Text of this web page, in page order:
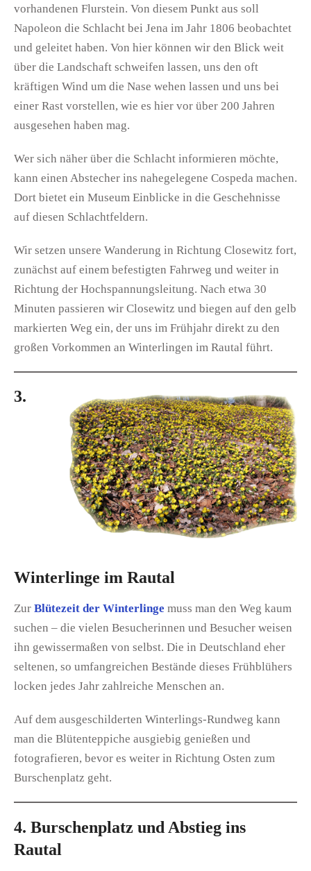
vorhandenen Flurstein. Von diesem Punkt aus soll
Napoleon die Schlacht bei Jena im Jahr 1806 beobachtet
und geleitet haben. Von hier können wir den Blick weit
über die Landschaft schweifen lassen, uns den oft
kräftigen Wind um die Nase wehen lassen und uns bei
einer Rast vorstellen, wie es hier vor über 200 Jahren
ausgesehen haben mag.
Wer sich näher über die Schlacht informieren möchte,
kann einen Abstecher ins nahegelegene Cospeda machen.
Dort bietet ein Museum Einblicke in die Geschehnisse
auf diesen Schlachtfeldern.
Wir setzen unsere Wanderung in Richtung Closewitz fort,
zunächst auf einem befestigten Fahrweg und weiter in
Richtung der Hochspannungsleitung. Nach etwa 30
Minuten passieren wir Closewitz und biegen auf den gelb
markierten Weg ein, der uns im Frühjahr direkt zu den
großen Vorkommen an Winterlingen im Rautal führt.
3.
Winterlinge im Rautal
Zur Blütezeit der Winterlinge muss man den Weg kaum
suchen – die vielen Besucherinnen und Besucher weisen
ihn gewissermaßen von selbst. Die in Deutschland eher
seltenen, so umfangreichen Bestände dieses Frühblühers
locken jedes Jahr zahlreiche Menschen an.
Auf dem ausgeschilderten Winterlings-Rundweg kann
man die Blütenteppiche ausgiebig genießen und
fotografieren, bevor es weiter in Richtung Osten zum
Burschenplatz geht.
4. Burschenplatz und Abstieg ins
Rautal